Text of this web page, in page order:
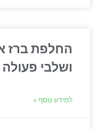
החלפת ברז
ושלבי פעולה
למידע נוסף »